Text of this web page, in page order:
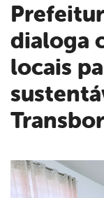
Prefeitura de Tabira
dialoga
locais